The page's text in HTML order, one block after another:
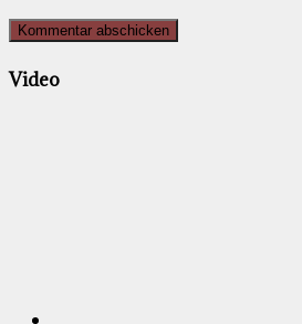
Video